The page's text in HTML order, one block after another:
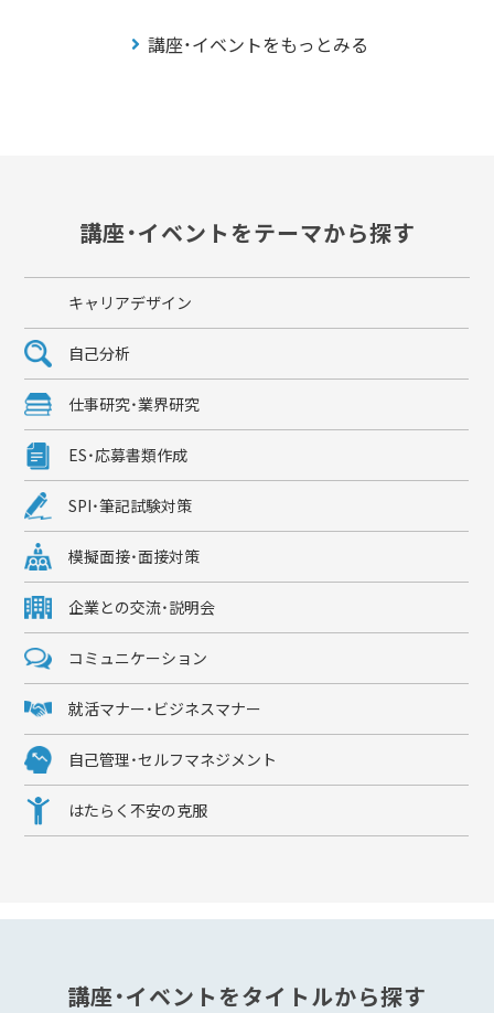
講座・イベントをもっとみる
講座・イベントをテーマから探す
キャリアデザイン
自己分析
仕事研究・業界研究
ES・応募書類作成
SPI・筆記試験対策
模擬面接・面接対策
企業との交流・説明会
コミュニケーション
就活マナー・ビジネスマナー
自己管理・セルフマネジメント
はたらく不安の克服
講座・イベントをタイトルから探す